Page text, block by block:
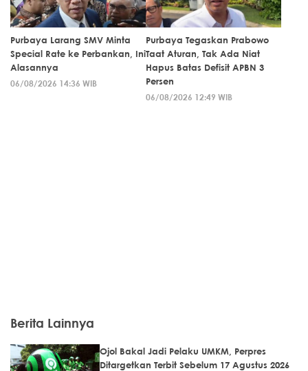
Purbaya Larang SMV Minta
Special Rate ke Perbankan, Ini
Alasannya
06/08/2026 14:36 WIB
Purbaya Tegaskan Prabowo
Taat Aturan, Tak Ada Niat
Hapus Batas Defisit APBN 3
Persen
06/08/2026 12:49 WIB
Berita Lainnya
Ojol Bakal Jadi Pelaku UMKM, Perpres
Ditargetkan Terbit Sebelum 17 Agustus 2026